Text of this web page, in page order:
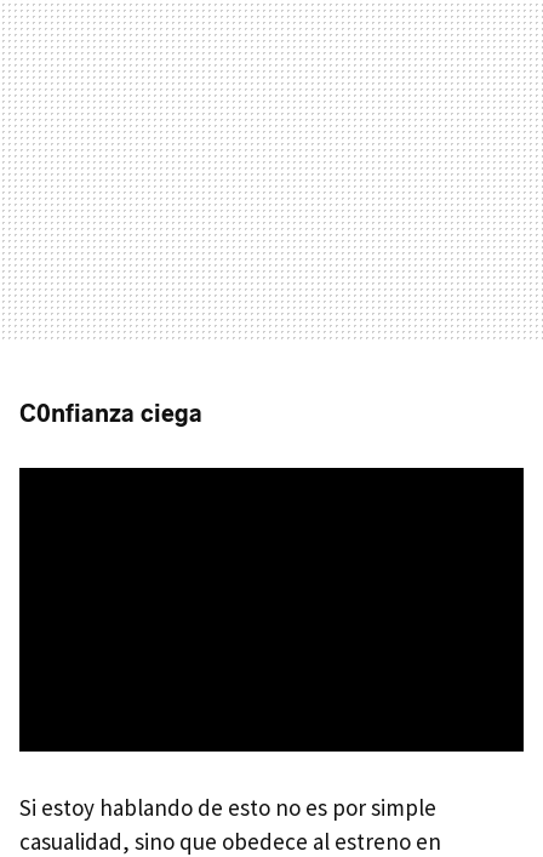
C0nfianza ciega
Si estoy hablando de esto no es por simple
casualidad, sino que obedece al estreno en